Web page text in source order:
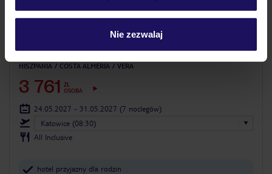
Nie zezwalaj
4.1/5
Playazimbali
HISZPANIA COSTA ALMERIA VERA
3 761
ZŁ
OSOBA
24.05.2027 - 31.05.2027 (7 noclegów)
Katowice (08:30)
All Inclusive
hotel przyjazny dla rodzin